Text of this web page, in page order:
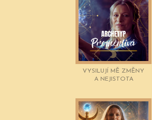
VYSILUJÍ MĚ ZMĚNY
A NEJISTOTA